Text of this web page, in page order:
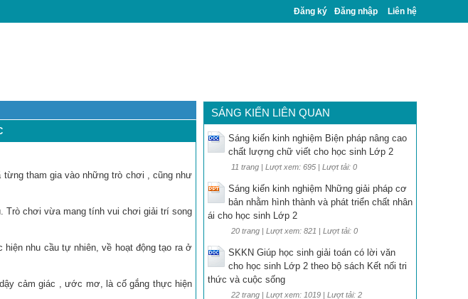
Đăng ký Đăng nhập Liên hệ
tham gia vào những trò chơi , cũng như
Trò chơi vừa mang tính vui chơi giải trí song
nhu cầu tự nhiên, về hoạt động tạo ra ở
cảm giác , ước mơ, là cố gắng thực hiện
SÁNG KIẾN LIÊN QUAN
Sáng kiến kinh nghiệm Biện pháp nâng cao
chất lượng chữ viết cho học sinh Lớp 2
11 trang | Lượt xem: 695 | Lượt tải: 0
Sáng kiến kinh nghiệm Những giải pháp cơ
bản nhằm hình thành và phát triển chất nhân
ái cho học sinh Lớp 2
20 trang | Lượt xem: 821 | Lượt tải: 0
SKKN Giúp học sinh giải toán có lời văn
cho học sinh Lớp 2 theo bộ sách Kết nối tri
thức và cuộc sống
22 trang | Lượt xem: 1019 | Lượt tải: 2